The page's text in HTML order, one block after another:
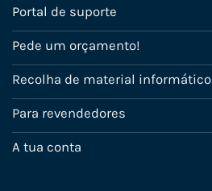
Portal de suporte
Pede um orçamento!
Recolha de material informático
Para revendedores
A tua conta